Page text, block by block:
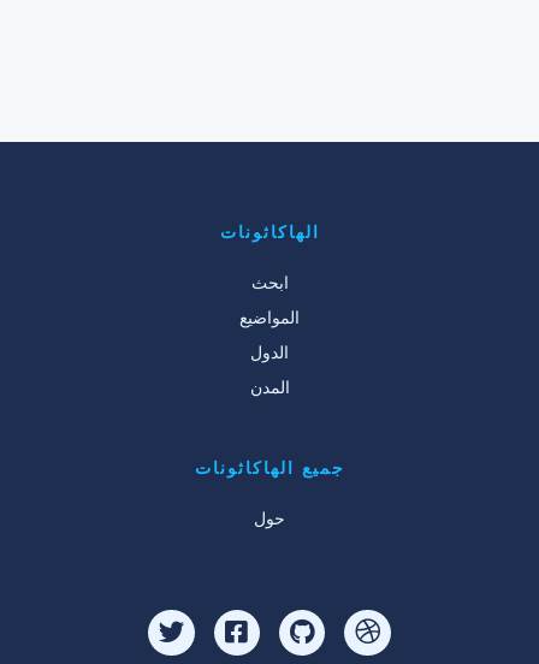
الهاكاثونات
ابحث
المواضيع
الدول
المدن
جميع الهاكاثونات
حول